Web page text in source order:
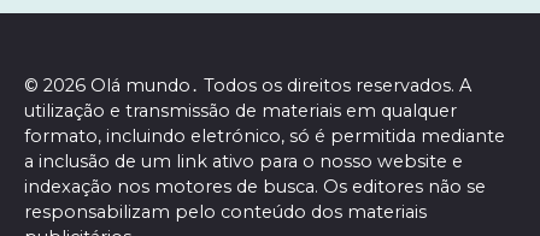
© 2026 Olá mundo․ Todos os direitos reservados. A
utilização e transmissão de materiais em qualquer
formato, incluindo eletrónico, só é permitida mediante
a inclusão de um link ativo para o nosso website e
indexação nos motores de busca. Os editores não se
responsabilizam pelo conteúdo dos materiais